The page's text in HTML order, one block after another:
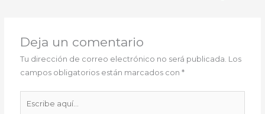
Deja un comentario
Tu dirección de correo electrónico no será publicada. Los
campos obligatorios están marcados con*